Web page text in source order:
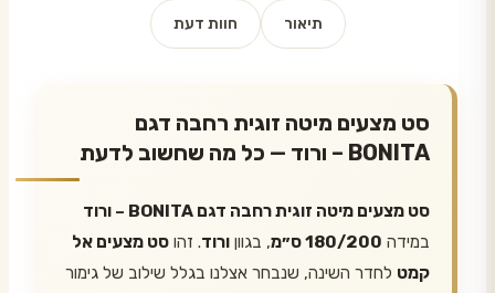
תיאור חוות דעת
סט מצעים מיטה זוגית רחבה דגם
BONITA – ורוד — כל מה שחשוב לדעת
סט מצעים מיטה זוגית רחבה דגם BONITA – ורוד
במידה 180/200 ס״מ , בגוון ורוד. זהו סט מצעים אל
קמט לחדר השינה, שנבחר אצלנו בגלל שילוב של גימור